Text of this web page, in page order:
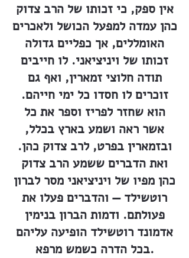
אין ספק, כי זכותו של הרב צדוק
כהן עמדה למפעל הכושל ולאכרים
האומללים, אך כפליים גדולה
זכותו של ויניציאני. לו חייבים
תודה חלוצי זמארין, ואף גם
זוכרים לו חסדו כל ימי חייהם.
הוא שחזר לפריז וספר את כל
אשר ראה ושמע בארץ בכלל,
ובזמארין בפרט, לרב צדוק כהן.
ואת הדברים ששמע הרב צדוק
כהן מפיו של ויניציאני מסר לברון
רוטשילד — והדברים פעלו את
פעולתם. ודמות הברון בנימין
אדמונד רוטשילד הופיעה עליהם
בכל הדרה כשמש מרפא.